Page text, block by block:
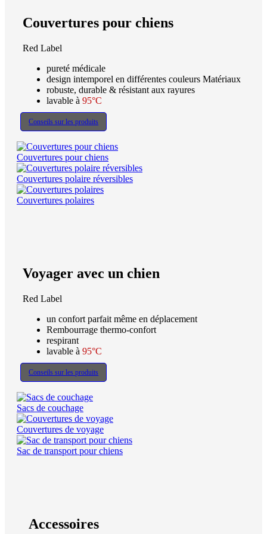
Couvertures pour chiens
Red Label
pureté médicale
design intemporel en différentes couleurs Matériaux
robuste, durable & résistant aux rayures
lavable à 95°C
Conseils sur les produits
Couvertures pour chiens
Couvertures polaire réversibles
Couvertures polaires
Voyager avec un chien
Red Label
un confort parfait même en déplacement
Rembourrage thermo-confort
respirant
lavable à 95°C
Conseils sur les produits
Sacs de couchage
Couvertures de voyage
Sac de transport pour chiens
Accessoires